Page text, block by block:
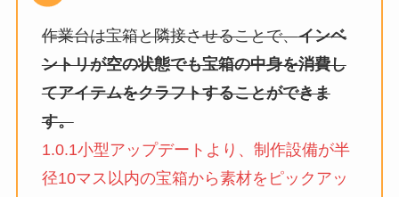
作業台は宝箱と隣接させることで、インベ
ントリが空の状態でも宝箱の中身を消費し
てアイテムをクラフトすることができま
す。
1.0.1小型アップデートより、制作設備が半
径10マス以内の宝箱から素材をピックアッ